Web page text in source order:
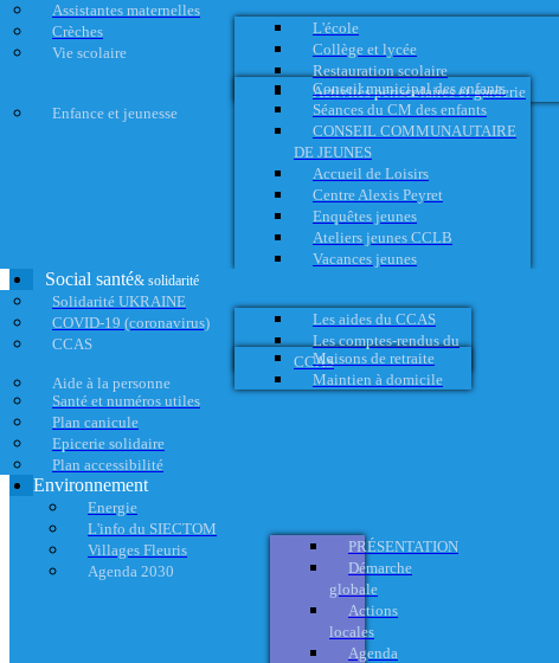
Assistantes maternelles
Crèches
Vie scolaire
L'école
Collège et lycée
Restauration scolaire
Activités périscolaires et garderie
Enfance et jeunesse
Conseil municipal des enfants
Séances du CM des enfants
CONSEIL COMMUNAUTAIRE
DE JEUNES
Accueil de Loisirs
Centre Alexis Peyret
Enquêtes jeunes
Ateliers jeunes CCLB
Vacances jeunes
Social santé& solidarité
Solidarité UKRAINE
COVID-19 (coronavirus)
CCAS
Les aides du CCAS
Les comptes-rendus du
CCAS
Aide à la personne
Maisons de retraite
Maintien à domicile
Santé et numéros utiles
Plan canicule
Epicerie solidaire
Plan accessibilité
Environnement
Energie
L'info du SIECTOM
Villages Fleuris
Agenda 2030
PRÉSENTATION
Démarche
globale
Actions
locales
Agenda